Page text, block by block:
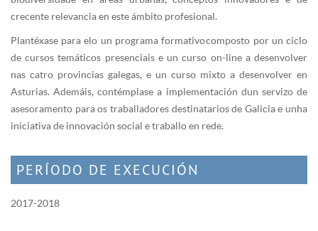
crecente relevancia en este ámbito profesional.
Plantéxase para elo un programa formativo composto por un ciclo
de cursos temáticos presenciais e un curso on-line a desenvolver
nas catro provincias galegas, e un curso mixto a desenvolver en
Asturias. Ademáis, contémplase a implementación dun servizo de
asesoramento para os traballadores destinatarios de Galicia e unha
iniciativa de innovación social e traballo en rede.
PERÍODO DE EXECUCIÓN
2017-2018